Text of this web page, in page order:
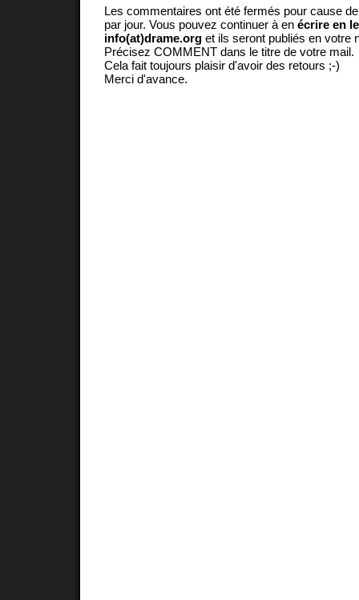
Les commentaires ont été fermés pour cause
par jour. Vous pouvez continuer à en écrire en
info(at)drame.org et ils seront publiés en votre
Précisez COMMENT dans le titre de votre mail.
Cela fait toujours plaisir d'avoir des retours ;-)
Merci d'avance.